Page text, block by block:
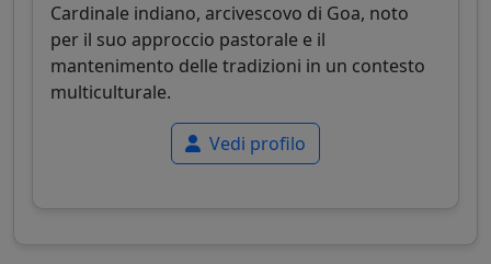
Cardinale indiano, arcivescovo di Goa, noto
per il suo approccio pastorale e il
mantenimento delle tradizioni in un contesto
multiculturale.
Vedi profilo